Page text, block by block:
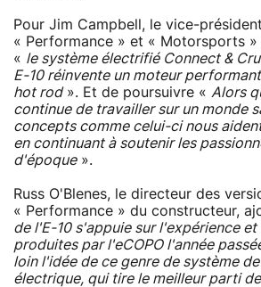
Pour Jim Campbell, le vice-
« Performance » et « Motorsports
« le système électrifié Connect &
E-10 réinvente un moteur
hot rod». Et de poursuivre « Alors
continue de travailler sur un monde
concepts comme celui-ci nous
en continuant à soutenir les
d'époque».
Russ O'Blenes, le directeur des
« Performance » du constructeur,
de l'E-10 s'appuie sur l'expérience et
produites par l'eCOPO l'année
loin l'idée de ce genre de système
électrique, qui tire le meilleur parti